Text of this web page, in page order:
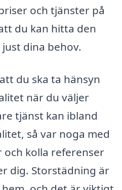
och tjänster på
du kan hitta den
dina behov.
du ska ta hänsyn
när du väljer
tjänst kan ibland
så var noga med
och kolla referenser
dig. Storstädning är